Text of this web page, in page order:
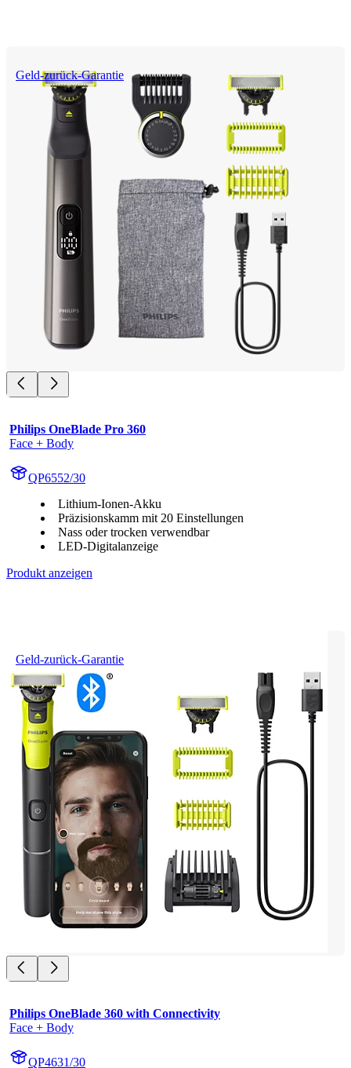
Geld-zurück-Garantie
Philips OneBlade Pro 360
Face + Body
QP6552/30
Lithium-Ionen-Akku
Präzisionskamm mit 20 Einstellungen
Nass oder trocken verwendbar
LED-Digitalanzeige
Produkt anzeigen
Geld-zurück-Garantie
Philips OneBlade 360 with Connectivity
Face + Body
QP4631/30